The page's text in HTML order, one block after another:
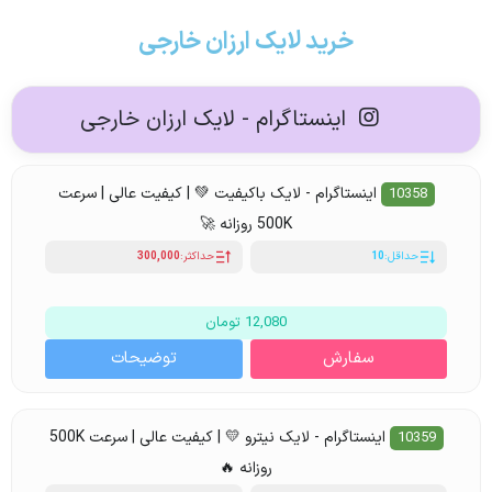
خرید لایک ارزان خارجی
اینستاگرام - لایک ارزان خارجی
10358
اینستاگرام - لایک باکیفیت 💚 | کیفیت عالی | سرعت
500K روزانه 🚀
حداقل:10 حداکثر:300,000
12,080 تومان
سفارش توضیحات
10359
اینستاگرام - لایک نیترو 💛 | کیفیت عالی | سرعت 500K
روزانه 🔥